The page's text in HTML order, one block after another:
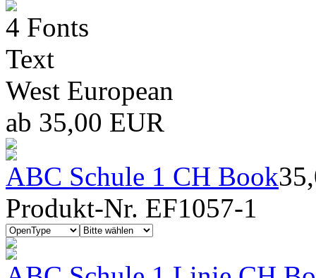
4 Fonts
Text
West European
ab 35,00 EUR
ABC Schule 1 CH Book
Produkt-Nr. EF1057-1